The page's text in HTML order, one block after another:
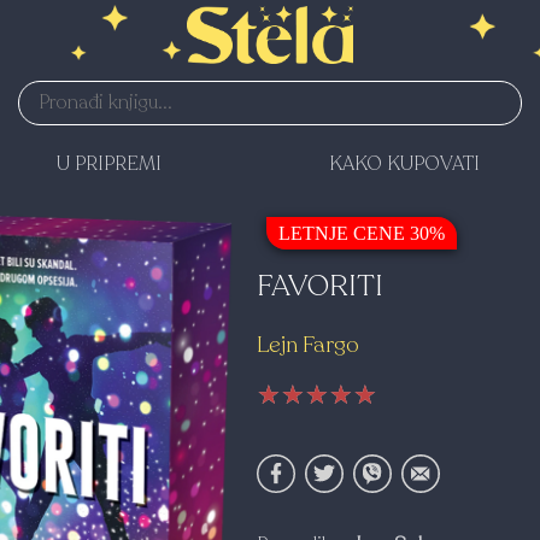
U PRIPREMI KAKO KUPOVATI
LETNJE CENE 30%
FAVORITI
Lejn Fargo
★★★★★
★★★★★
★★★★★